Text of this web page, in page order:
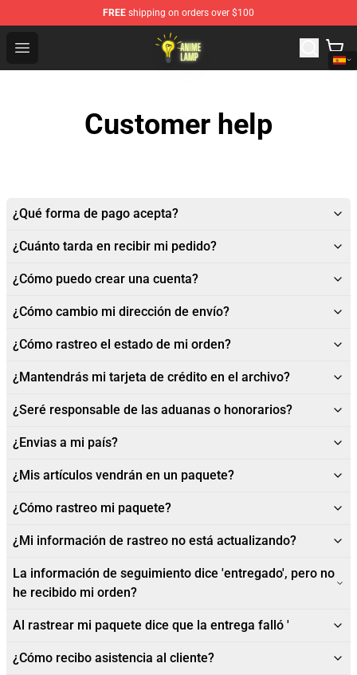
FREE shipping on orders over $100
Open menu
Anime Lamp Shop - The Best Store of Anime Lamp
Customer help
¿Qué forma de pago acepta?
¿Cuánto tarda en recibir mi pedido?
¿Cómo puedo crear una cuenta?
¿Cómo cambio mi dirección de envío?
¿Cómo rastreo el estado de mi orden?
¿Mantendrás mi tarjeta de crédito en el archivo?
¿Seré responsable de las aduanas o honorarios?
¿Envias a mi país?
¿Mis artículos vendrán en un paquete?
¿Cómo rastreo mi paquete?
¿Mi información de rastreo no está actualizando?
La información de seguimiento dice 'entregado', pero no
he recibido mi orden?
Al rastrear mi paquete dice que la entrega falló '
¿Cómo recibo asistencia al cliente?